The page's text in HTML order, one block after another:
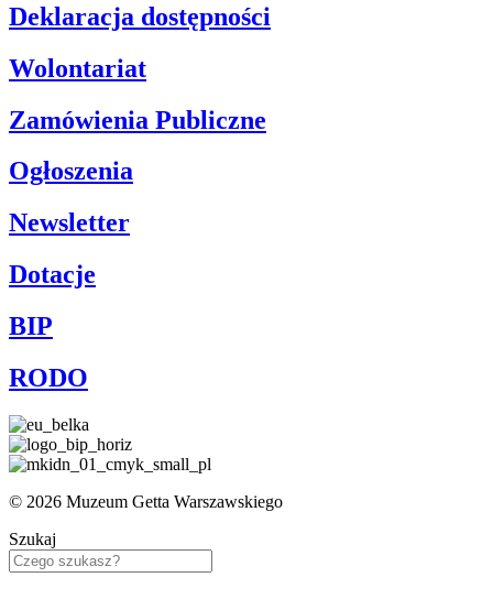
Deklaracja dostępności
Wolontariat
Zamówienia Publiczne
Ogłoszenia
Newsletter
Dotacje
BIP
RODO
© 2026 Muzeum Getta Warszawskiego
Szukaj